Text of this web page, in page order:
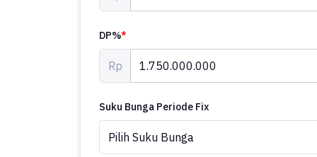
DP%*
Rp
Suku Bunga Periode Fix